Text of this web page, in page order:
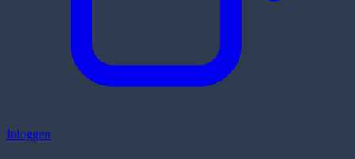
Inloggen